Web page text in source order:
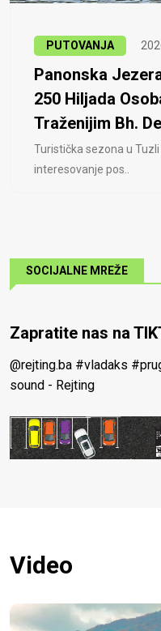
PUTOVANJA
Panonska
250 Hiljada
Traženijim Bh.
Turistička sezona u
interesovanje pos..
SOCIJALNE MREŽE
Zapratite nas na
@rejting.ba #vladaks
sound - Rejting
Video